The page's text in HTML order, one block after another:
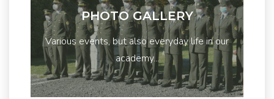
PHOTO GALLERY
Various events, but also everyday life in our
academy...